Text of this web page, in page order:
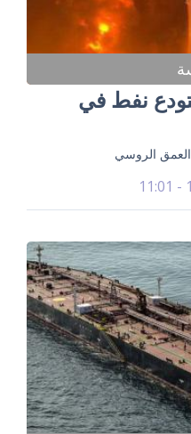
نفط في
العمق الروسي